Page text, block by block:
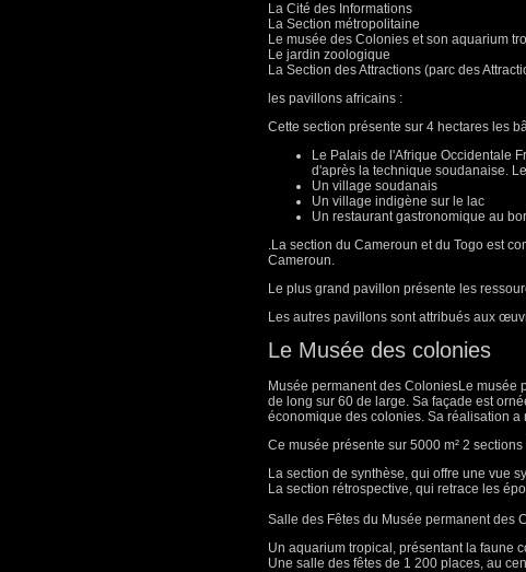
La Cité des Informations
La Section métropolitaine
Le musée des Colonies et son aquarium
Le jardin zoologique
La Section des Attractions (parc des
les pavillons africains :
Cette section présente sur 4 hectares les
Le Palais de l'Afrique Occidentale
d'après la technique soudanaise.
Un village soudanais
Un village indigène sur le lac
Un restaurant gastronomique au
.La section du Cameroun et du Togo est
Cameroun.
Le plus grand pavillon présente les
Les autres pavillons sont attribués aux
Le Musée des colonies
Musée permanent des ColoniesLe musée
de long sur 60 de large. Sa façade est
économique des colonies. Sa réalisation a
Ce musée présente sur 5000 m² 2
La section de synthèse, qui offre une vue
La section rétrospective, qui retrace les
Salle des Fêtes du Musée permanent des
Un aquarium tropical, présentant la faune
Une salle des fêtes de 1 200 places, au